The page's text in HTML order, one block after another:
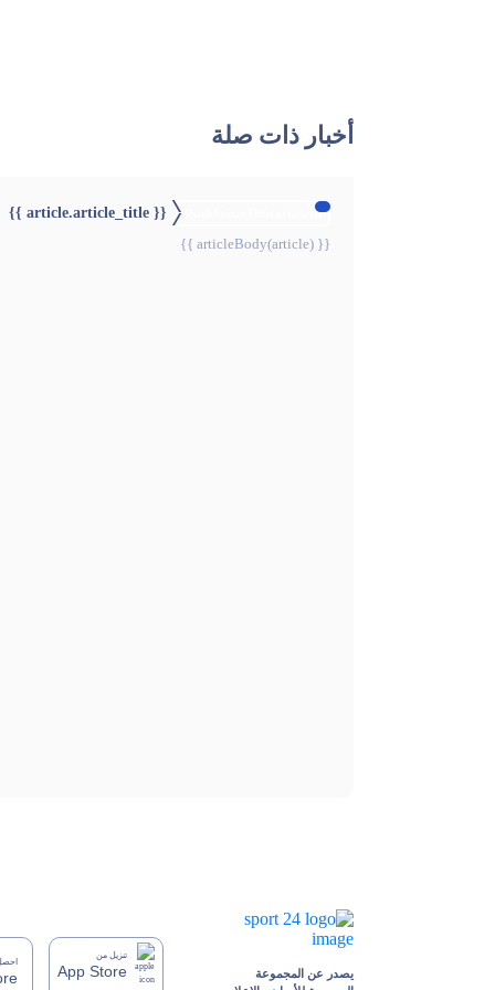
أخبار ذات صلة
{{webStatusTitle(article)}}
{{ article.article_title }}
{{ articleBody(article) }}
يصدر عن المجموعة
تنزيل من
App Store